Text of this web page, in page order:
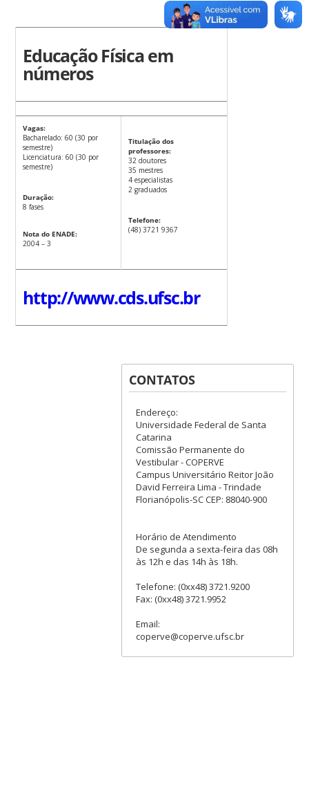
Educação Física em
números
Vagas:
Bacharelado: 60 (30 por
semestre)
Licenciatura: 60 (30 por
semestre)
Duração:
8 fases
Nota do ENADE:
2004 – 3
Titulação dos
professores:
32 doutores
35 mestres
4 especialistas
2 graduados
Telefone:
(48) 3721 9367
http://www.cds.ufsc.br
CONTATOS
Endereço:
Universidade Federal de Santa
Catarina
Comissão Permanente do
Vestibular - COPERVE
Campus Universitário Reitor João
David Ferreira Lima - Trindade
Florianópolis-SC CEP: 88040-900
Horário de Atendimento
De segunda a sexta-feira das 08h
às 12h e das 14h às 18h.
Telefone: (0xx48) 3721.9200
Fax: (0xx48) 3721.9952
Email:
coperve@coperve.ufsc.br